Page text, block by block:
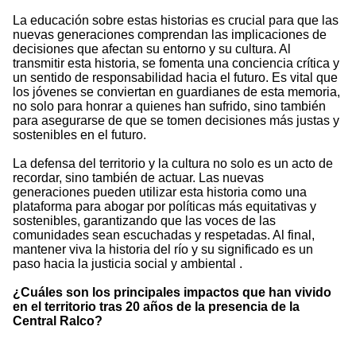
La educación sobre estas historias es crucial para que las
nuevas generaciones comprendan las implicaciones de
decisiones que afectan su entorno y su cultura. Al
transmitir esta historia, se fomenta una conciencia crítica y
un sentido de responsabilidad hacia el futuro. Es vital que
los jóvenes se conviertan en guardianes de esta memoria,
no solo para honrar a quienes han sufrido, sino también
para asegurarse de que se tomen decisiones más justas y
sostenibles en el futuro.
La defensa del territorio y la cultura no solo es un acto de
recordar, sino también de actuar. Las nuevas
generaciones pueden utilizar esta historia como una
plataforma para abogar por políticas más equitativas y
sostenibles, garantizando que las voces de las
comunidades sean escuchadas y respetadas. Al final,
mantener viva la historia del río y su significado es un
paso hacia la justicia social y ambiental .
¿Cuáles son los principales impactos que han vivido
en el territorio tras 20 años de la presencia de la
Central Ralco?